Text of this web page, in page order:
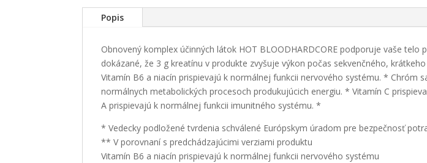
Popis
Obnovený komplex účinných látok HOT BLOODHARDCORE podporuje vaše
dokázané, že 3 g kreatínu v produkte zvyšuje výkon počas sekvenčného,
Vitamín B6 a niacín prispievajú k normálnej funkcii nervového systému. *
normálnych metabolických procesoch produkujúcich energiu. * Vitamín C
A prispievajú k normálnej funkcii imunitného systému. *
* Vedecky podložené tvrdenia schválené Európskym úradom pre bezpečnosť
** V porovnaní s predchádzajúcimi verziami produktu
Vitamín B6 a niacín prispievajú k normálnej funkcii nervového systému